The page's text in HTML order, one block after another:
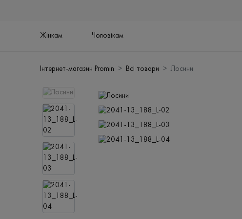
Жінкам Чоловікам
Інтернет-магазин Promin Всі товари Лосини